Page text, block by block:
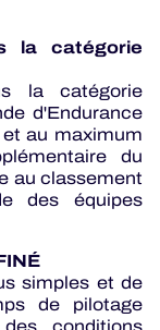
la catégorie
la catégorie
d'Endurance
au maximum
du
au classement
des équipes
simples et de
de pilotage